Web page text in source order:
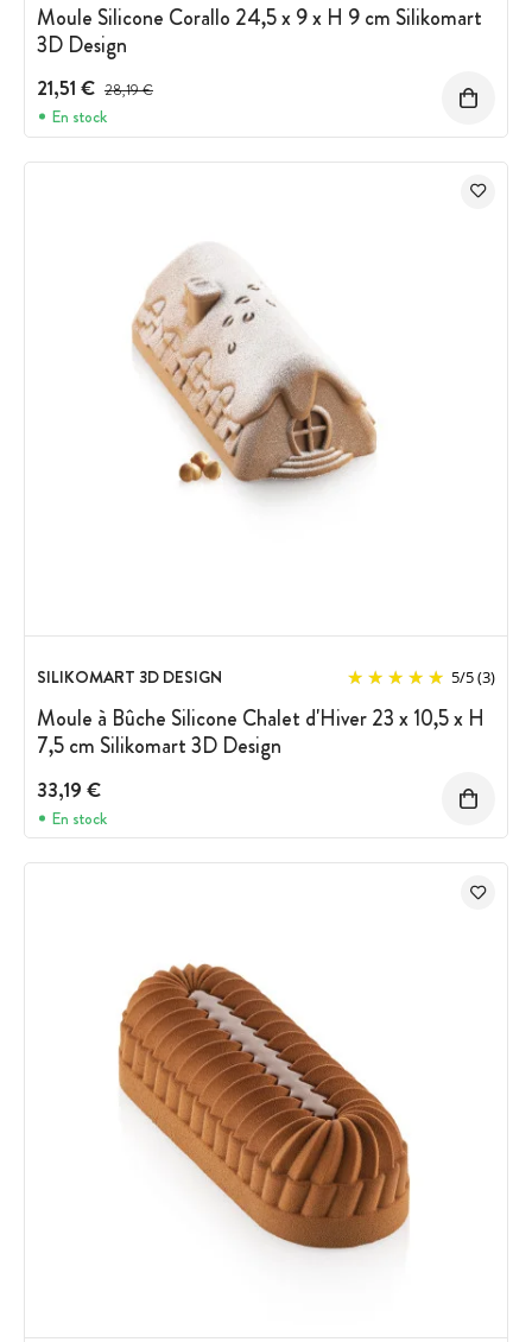
Moule Silicone Corallo 24,5 x 9 x H 9 cm Silikomart
3D Design
21,51 € Prix avant réduction :
28,19 €
En stock
SILIKOMART 3D DESIGN 5/5(3)
Moule à Bûche Silicone Chalet d'Hiver 23 x 10,5 x H
7,5 cm Silikomart 3D Design
33,19 €
En stock